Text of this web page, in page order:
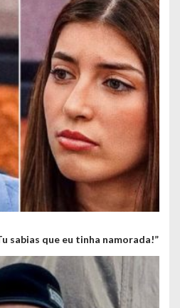
sabias que eu tinha namorada!”